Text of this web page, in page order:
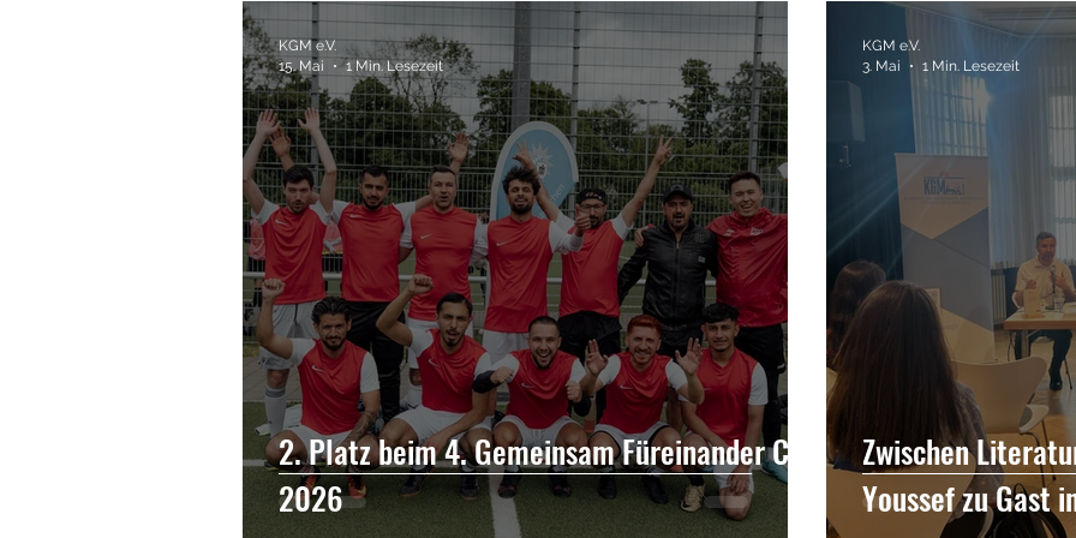
Pressemitteilung Kurdische Gemeinde Interview
Literatur Bücher Ausflüge Kino Kurdische Filme Filme
Sport
2. Platz beim 4. Gemeinsam Füreinander Cup
2026
KGM e.V.
15. Mai
1 Min. Lesezeit
Zwischen
Youssef zu Gast
KGM e.V.
3. Mai
1 Min. Lesezeit